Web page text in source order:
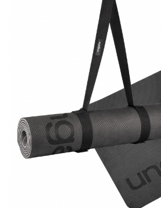
Cele mai vandute
Cele mai votate
Cu video